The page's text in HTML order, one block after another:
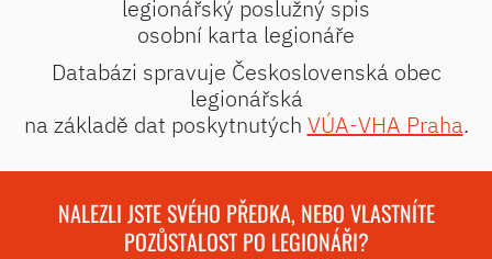
legionářský poslužný spis
osobní karta legionáře
Databázi spravuje Československá obec
legionářská
na základě dat poskytnutých VÚA-VHA Praha.
NALEZLI JSTE SVÉHO PŘEDKA, NEBO VLASTNÍTE
POZŮSTALOST PO LEGIONÁŘI?